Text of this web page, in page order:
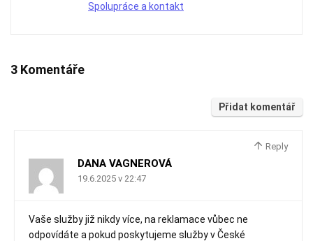
Spolupráce a kontakt
3 Komentáře
Přidat komentář
Reply
DANA VAGNEROVÁ
19.6.2025 v 22:47
Vaše služby již nikdy více, na reklamace vůbec ne
odpovídáte a pokud poskytujeme služby v České